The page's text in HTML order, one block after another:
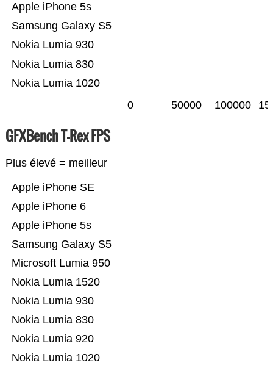
Nokia Lumia 1020
Nokia Lumia 830
Nokia Lumia 930
Samsung Galaxy S5
Apple iPhone 5s
0 50000 100000
GFXBench T-Rex FPS
Plus élevé = meilleur
Nokia Lumia 1020
Nokia Lumia 920
Nokia Lumia 830
Nokia Lumia 930
Nokia Lumia 1520
Microsoft Lumia 950
Samsung Galaxy S5
Apple iPhone 5s
Apple iPhone 6
Apple iPhone SE